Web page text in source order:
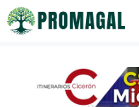
Saltar
al